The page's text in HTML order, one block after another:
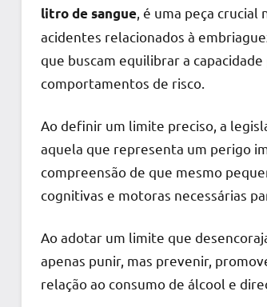
litro de sangue , é uma peça
acidentes relacionados à
que buscam equilibrar a
comportamentos de risco.
Ao definir um limite preciso, a
aquela que representa um perigo
compreensão de que mesmo
cognitivas e motoras necessárias
Ao adotar um limite que
apenas punir, mas prevenir,
relação ao consumo de álcool e